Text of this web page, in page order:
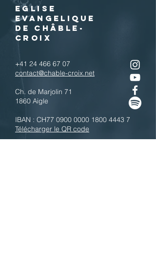
EGLISE
EVANGELIQUE
DE CHÂBLE-
CROIX
+41 24 466 67 07
contact@chable-croix.net
Ch. de Marjolin 71
1860 Aigle
IBAN : CH77 0900 0000 1800 4443 7
Télécharger le QR code